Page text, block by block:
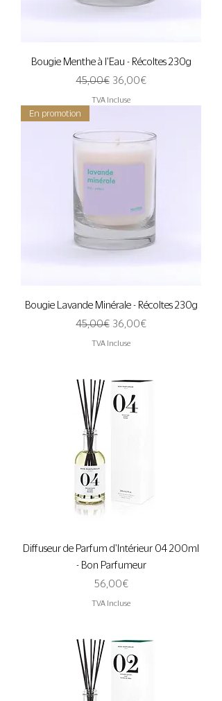
Bougie Menthe à l'Eau - Récoltes 230g
Prix original
45,00 € Prix promotionnel
36,00 €
TVA Incluse
En promotion
Bougie Lavande Minérale - Récoltes 230g
Prix original
45,00 € Prix promotionnel
36,00 €
TVA Incluse
Diffuseur de Parfum d'Intérieur 04 200ml
- Bon Parfumeur
Prix
56,00 €
TVA Incluse